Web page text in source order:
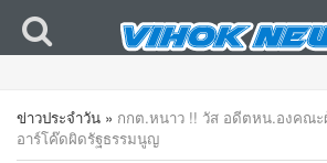
ข่าวประจำวัน » กกต.หนาว !! วัส อดีตหน.องคณ
อาร์โค๊ดผิดรัฐธรรมนูญ